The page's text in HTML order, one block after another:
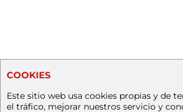
COOKIES
Este sitio web usa cookies propias y de
el tráfico, mejorar nuestros servicio y